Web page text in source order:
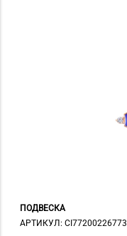
ПОДВЕСКА
АРТИКУЛ: СI77200226773